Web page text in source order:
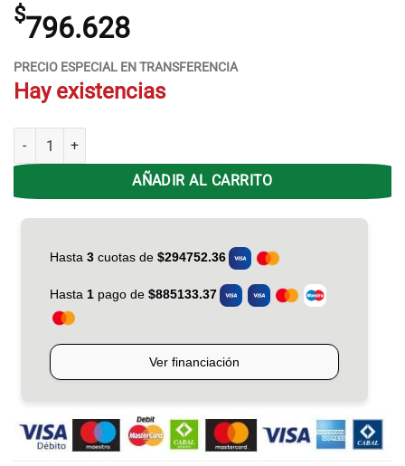
$796.628
PRECIO ESPECIAL EN TRANSFERENCIA
Hay existencias
Hel. No Frost Gafa HGNF333P Inverter 356Lts - Plata cantidad
AÑADIR AL CARRITO